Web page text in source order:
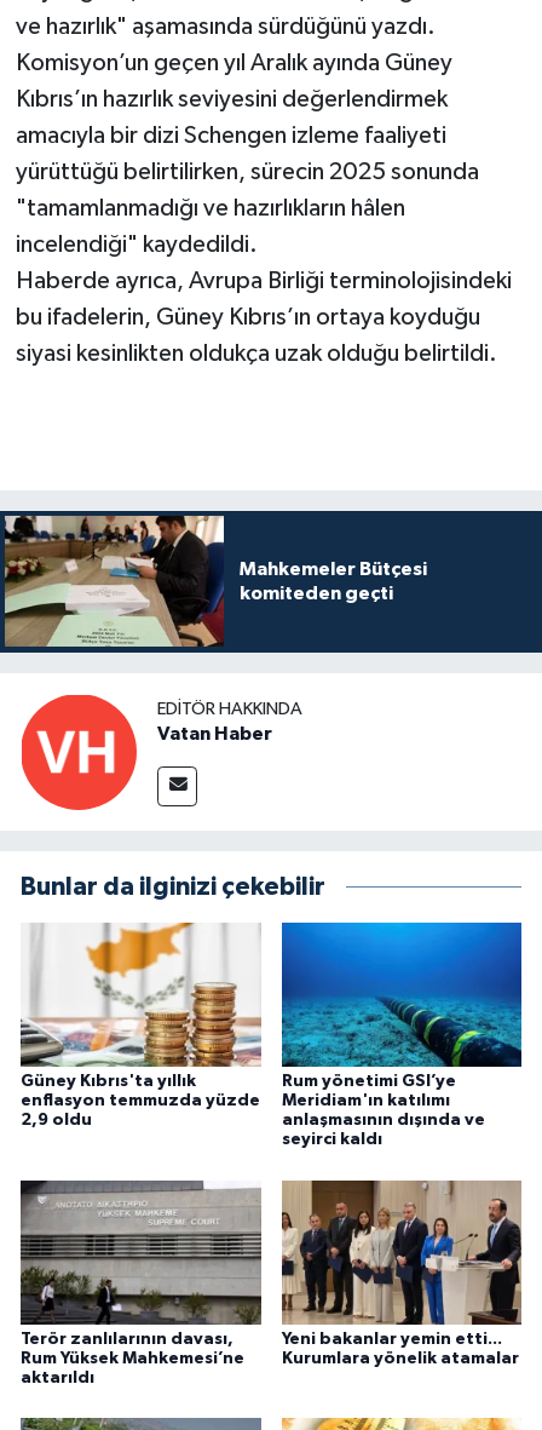
ve hazırlık" aşamasında sürdüğünü yazdı.
Komisyon’un geçen yıl Aralık ayında Güney
Kıbrıs’ın hazırlık seviyesini değerlendirmek
amacıyla bir dizi Schengen izleme faaliyeti
yürüttüğü belirtilirken, sürecin 2025 sonunda
"tamamlanmadığı ve hazırlıkların hâlen
incelendiği" kaydedildi.
Haberde ayrıca, Avrupa Birliği terminolojisindeki
bu ifadelerin, Güney Kıbrıs’ın ortaya koyduğu
siyasi kesinlikten oldukça uzak olduğu belirtildi.
Mahkemeler Bütçesi
komiteden geçti
EDITÖR HAKKINDA
Vatan Haber
Bunlar da ilginizi çekebilir
Güney Kıbrıs'ta yıllık
enflasyon temmuzda yüzde
2,9 oldu
Rum yönetimi GSI’ye
Meridiam'ın katılımı
anlaşmasının dışında ve
seyirci kaldı
Terör zanlılarının davası,
Rum Yüksek Mahkemesi’ne
aktarıldı
Yeni bakanlar yemin etti...
Kurumlara yönelik atamalar